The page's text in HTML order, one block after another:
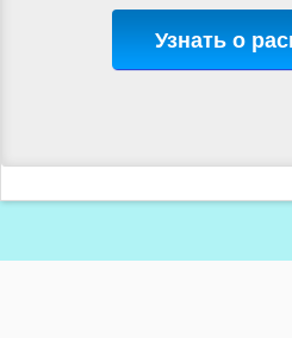
Узнать о